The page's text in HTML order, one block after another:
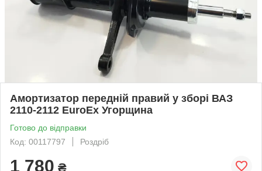
Амортизатор передній правий у зборі ВАЗ
2110-2112 EuroEx Угорщина
Готово до відправки
Код: 00117797
Роздріб
1 780 ₴